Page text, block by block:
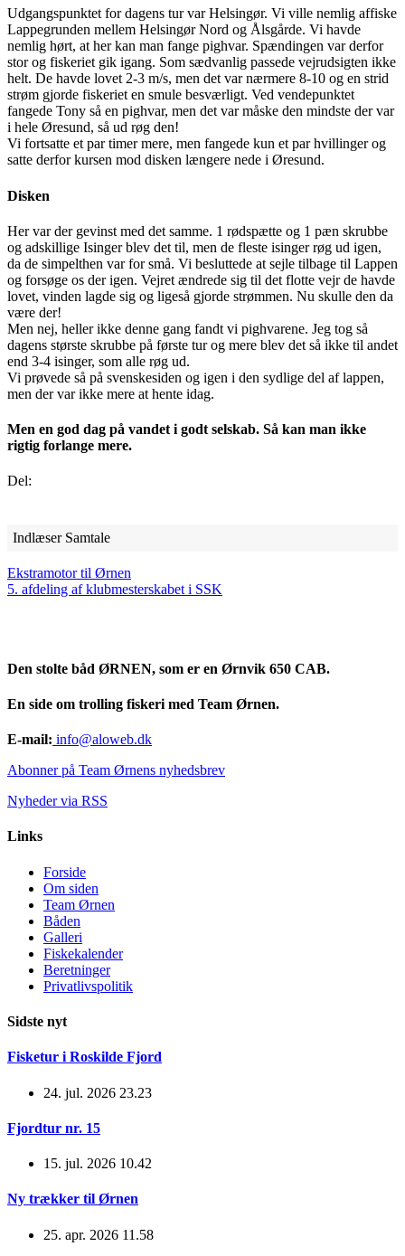
Udgangspunktet for dagens tur var Helsingør. Vi ville nemlig affiske
Lappegrunden mellem Helsingør Nord og Ålsgårde. Vi havde
nemlig hørt, at her kan man fange pighvar. Spændingen var derfor
stor og fiskeriet gik igang. Som sædvanlig passede vejrudsigten ikke
helt. De havde lovet 2-3 m/s, men det var nærmere 8-10 og en strid
strøm gjorde fiskeriet en smule besværligt. Ved vendepunktet
fangede Tony så en pighvar, men det var måske den mindste der var
i hele Øresund, så ud røg den!
Vi fortsatte et par timer mere, men fangede kun et par hvillinger og
satte derfor kursen mod disken længere nede i Øresund.
Disken
Her var der gevinst med det samme. 1 rødspætte og 1 pæn skrubbe
og adskillige Isinger blev det til, men de fleste isinger røg ud igen,
da de simpelthen var for små. Vi besluttede at sejle tilbage til Lappen
og forsøge os der igen. Vejret ændrede sig til det flotte vejr de havde
lovet, vinden lagde sig og ligeså gjorde strømmen. Nu skulle den da
være der!
Men nej, heller ikke denne gang fandt vi pighvarene. Jeg tog så
dagens største skrubbe på første tur og mere blev det så ikke til andet
end 3-4 isinger, som alle røg ud.
Vi prøvede så på svenskesiden og igen i den sydlige del af lappen,
men der var ikke mere at hente idag.
Men en god dag på vandet i godt selskab. Så kan man ikke
rigtig forlange mere.
Del:
Indlæser Samtale
Ekstramotor til Ørnen
5. afdeling af klubmesterskabet i SSK
Den stolte båd ØRNEN, som er en Ørnvik 650 CAB.
En side om trolling fiskeri med Team Ørnen.
E-mail: info@aloweb.dk
Abonner på Team Ørnens nyhedsbrev
Nyheder via RSS
Links
Forside
Om siden
Team Ørnen
Båden
Galleri
Fiskekalender
Beretninger
Privatlivspolitik
Sidste nyt
Fisketur i Roskilde Fjord
24. jul. 2026 23.23
Fjordtur nr. 15
15. jul. 2026 10.42
Ny trækker til Ørnen
25. apr. 2026 11.58